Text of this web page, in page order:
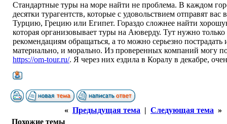
Стандартные туры на море найти не проблема. В каждом
десятки турагентств, которые с удовольствием отправят вас
Турцию, Грецию или Египет. Гораздо сложнее найти
которая организовывает туры на Аюверду. Тут нужно только
рекомендациям обращаться, а то можно серьезно пострадать
материально, и морально. Из проверенных компаний могу
https://om-tour.ru/. Я через них ездила в Коралу в декабре,
« Предыдущая тема | Следующая тема »
Похожие темы